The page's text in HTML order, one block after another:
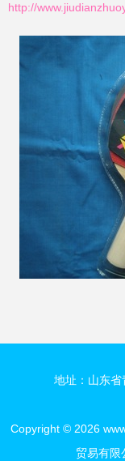
http://
地址：山东
Copyright © 2026
贸易有限